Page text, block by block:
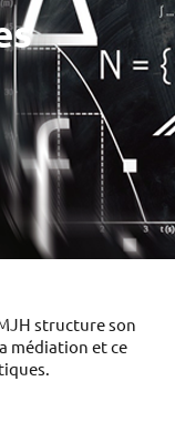
structure son
médiation et ce